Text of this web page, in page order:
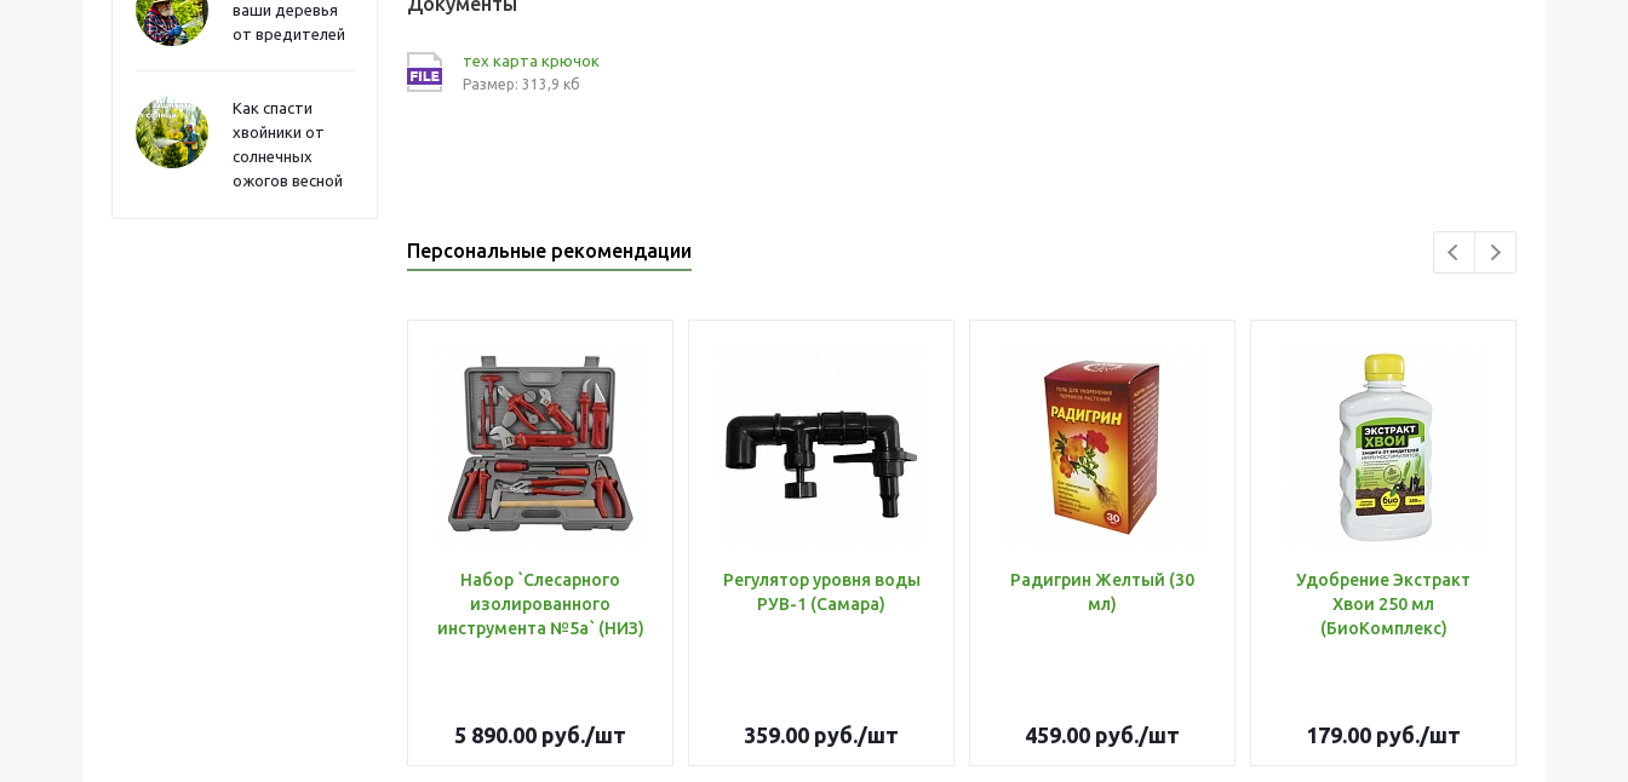
ваши деревья
от вредителей
Как спасти
хвойники от
солнечных
ожогов весной
тех карта крючок
Размер: 313,9 кб
Персональные рекомендации
Набор `Слесарного
изолированного
инструмента №5а` (НИЗ)
5 890.00 руб./шт
Регулятор уровня воды
РУВ-1 (Самара)
359.00 руб./шт
Радигрин Желтый (30
мл)
459.00 руб./шт
Удобрение Экстракт
Хвои 250 мл
(БиоКомплекс)
179.00 руб./шт